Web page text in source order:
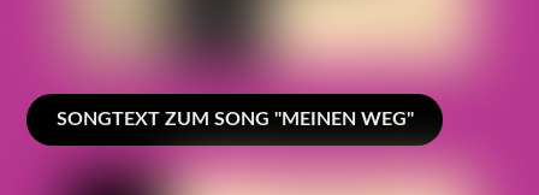
SONGTEXT ZUM SONG "MEINEN WEG"